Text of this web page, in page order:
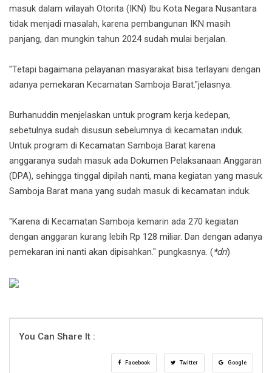
masuk dalam wilayah Otorita (IKN) Ibu Kota Negara Nusantara
tidak menjadi masalah, karena pembangunan IKN masih
panjang, dan mungkin tahun 2024 sudah mulai berjalan.
"Tetapi bagaimana pelayanan masyarakat bisa terlayani dengan
adanya pemekaran Kecamatan Samboja Barat."jelasnya.
Burhanuddin menjelaskan untuk program kerja kedepan,
sebetulnya sudah disusun sebelumnya di kecamatan induk.
Untuk program di Kecamatan Samboja Barat karena
anggaranya sudah masuk ada Dokumen Pelaksanaan Anggaran
(DPA), sehingga tinggal dipilah nanti, mana kegiatan yang masuk
Samboja Barat mana yang sudah masuk di kecamatan induk.
"Karena di Kecamatan Samboja kemarin ada 270 kegiatan
dengan anggaran kurang lebih Rp 128 miliar. Dan dengan adanya
pemekaran ini nanti akan dipisahkan." pungkasnya. (*dri)
You Can Share It :
Facebook Twitter Google